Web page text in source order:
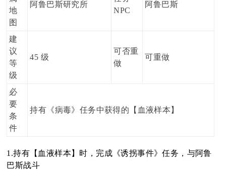
B
地
图
阿鲁巴斯研究所
NPC
阿鲁巴斯
建
议
等
级
45 级
可否重
做
可重做
必
要
条
件
持有《病毒》任务中获得的【血液样本】
1.持有【血液样本】时，完成《诱拐事件》任务，与阿鲁
巴斯战斗